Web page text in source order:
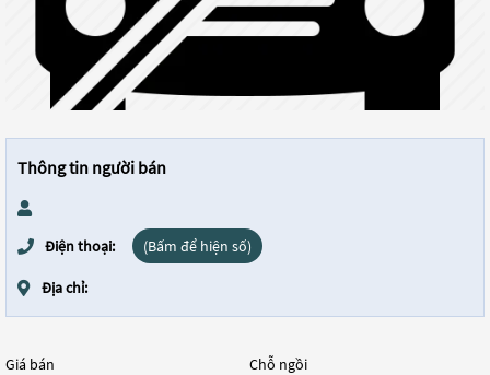
Thông tin người bán
Điện thoại: (Bấm để hiện số)
Địa chỉ:
Giá bán Chỗ ngồi